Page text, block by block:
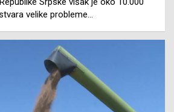
velike probleme…